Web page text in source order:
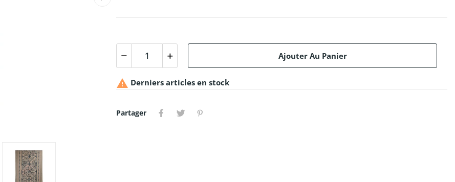
Ajouter Au Panier
 Derniers articles en stock
Partager